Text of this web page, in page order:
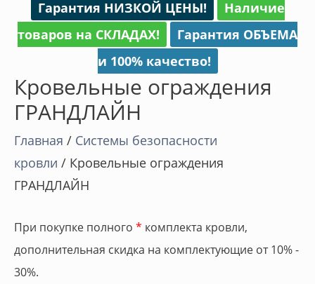
Гарантия НИЗКОЙ ЦЕНЫ!
Наличие
товаров на СКЛАДАХ!
Гарантия ОБЪЕМА
и 100% качество!
Кровельные ограждения
ГРАНДЛАЙН
Главная / Cистемы безопасности
кровли / Кровельные ограждения
ГРАНДЛАЙН
При покупке полного * комплекта кровли,
дополнительная скидка на комплектующие от 10% -
30%.